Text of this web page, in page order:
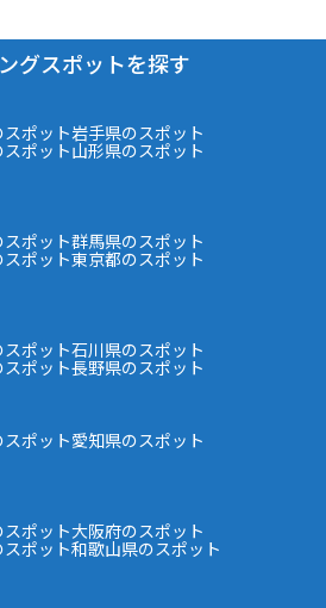
グスポットを探す
ポット岩手県のスポット
ポット山形県のスポット
ポット群馬県のスポット
ポット東京都のスポット
ポット石川県のスポット
ポット長野県のスポット
ポット愛知県のスポット
ポット大阪府のスポット
ポット和歌山県のスポット